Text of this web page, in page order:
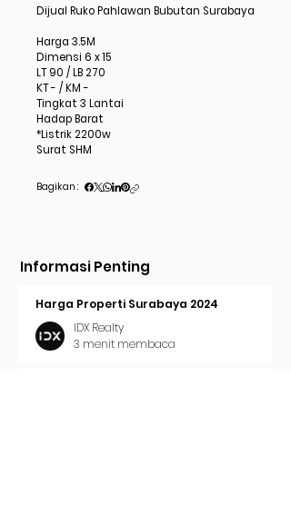
Dijual Ruko Pahlawan Bubutan Surabaya
Harga 3.5M
Dimensi 6 x 15
LT 90 / LB 270
KT - / KM -
Tingkat 3 Lantai
Hadap Barat
*Listrik 2200w
Surat SHM
Bagikan :
Informasi Penting
Harga Properti Surabaya 2024
IDX Realty
3 menit membaca